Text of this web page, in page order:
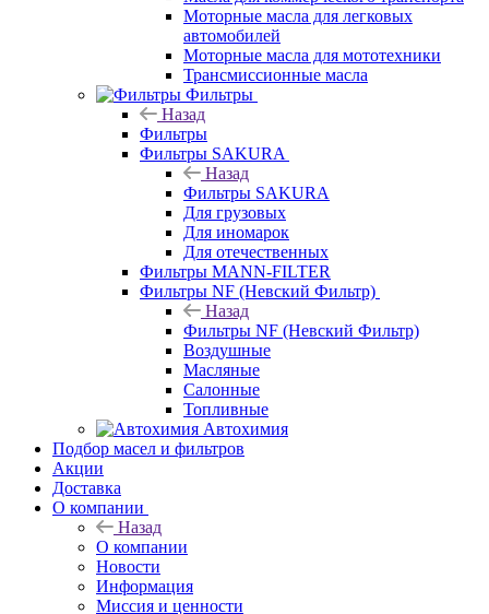
Моторные масла для легковых
автомобилей
Моторные масла для мототехники
Трансмиссионные масла
Фильтры
Назад
Фильтры
Фильтры SAKURA
Назад
Фильтры SAKURA
Для грузовых
Для иномарок
Для отечественных
Фильтры MANN-FILTER
Фильтры NF (Невский Фильтр)
Назад
Фильтры NF (Невский Фильтр)
Воздушные
Масляные
Салонные
Топливные
Автохимия
Подбор масел и фильтров
Акции
Доставка
О компании
Назад
О компании
Новости
Информация
Миссия и ценности